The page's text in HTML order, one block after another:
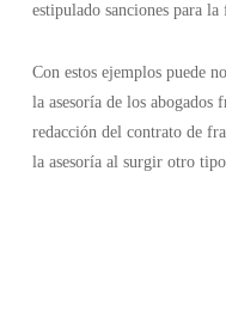
estipulado sanciones para
Con estos ejemplos puede
la asesoría de los abogados
redacción del contrato de
la asesoría al surgir otro